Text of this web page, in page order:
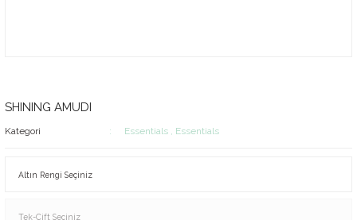
SHINING AMUDI
Kategori Essentials , Essentials